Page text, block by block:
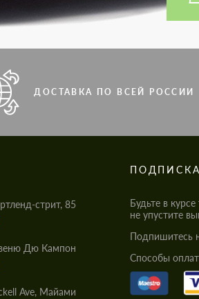
ДОСТАВКА ПО ВСЕЙ РОССИИ
стрит, 85
Дю Кампон
Ave, Майами
Будьте в
не упустите
Подпишитесь
Cпособы